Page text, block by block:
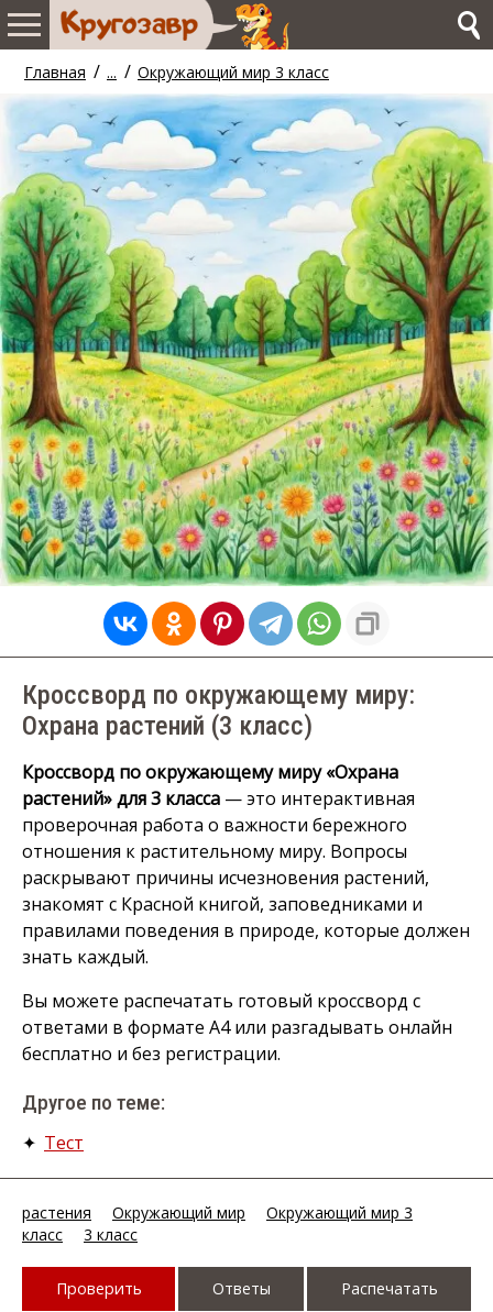
Главная / ... / Окружающий мир 3 класс
Кроссворд по окружающему миру:
Охрана растений (3 класс)
Кроссворд по окружающему миру «Охрана
растений» для 3 класса — это интерактивная
проверочная работа о важности бережного
отношения к растительному миру. Вопросы
раскрывают причины исчезновения растений,
знакомят с Красной книгой, заповедниками и
правилами поведения в природе, которые должен
знать каждый.
Вы можете распечатать готовый кроссворд с
ответами в формате А4 или разгадывать онлайн
бесплатно и без регистрации.
Другое по теме:
✦ Тест
растения Окружающий мир
Окружающий мир 3
класс
3 класс
Проверить Ответы Распечатать